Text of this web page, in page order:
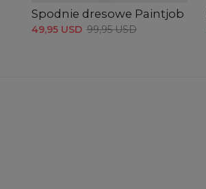
Spodnie dresowe Paintjob
49,95 USD 99,95 USD